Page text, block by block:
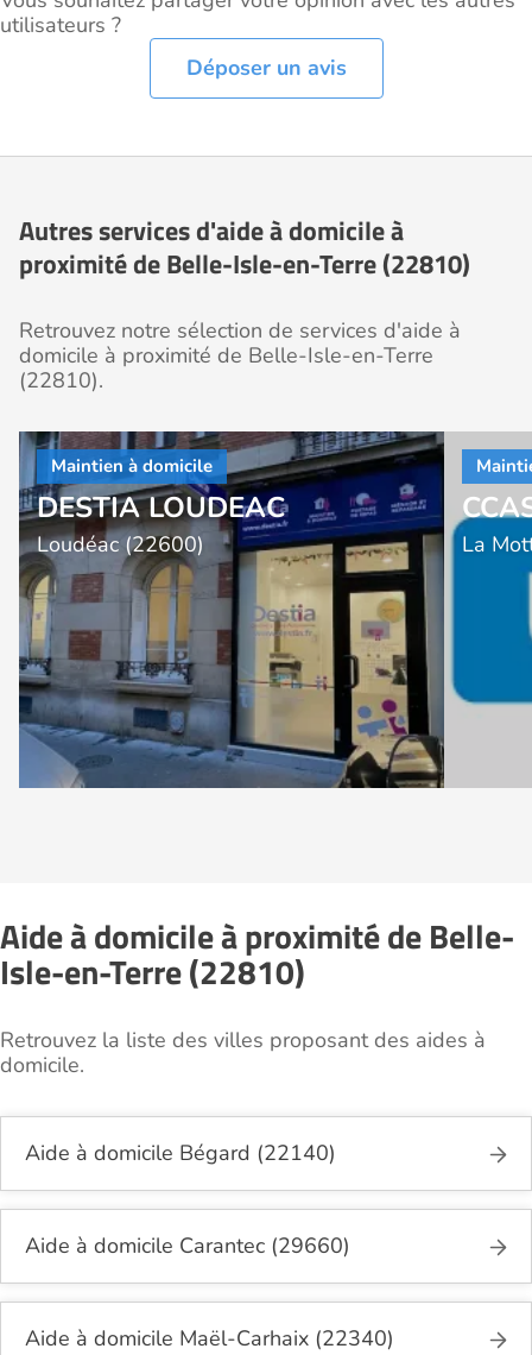
utilisateurs ?
Déposer un avis
Autres services d'aide à domicile à
proximité de Belle-Isle-en-Terre (22810)
Retrouvez notre sélection de services d'aide à
domicile à proximité de Belle-Isle-en-Terre
(22810).
DESTIA LOUDEAC
Loudéac (22600) La
Aide à domicile à proximité de Belle-
Isle-en-Terre (22810)
Retrouvez la liste des villes proposant des aides à
domicile.
Aide à domicile Bégard (22140)
Aide à domicile Carantec (29660)
Aide à domicile Maël-Carhaix (22340)